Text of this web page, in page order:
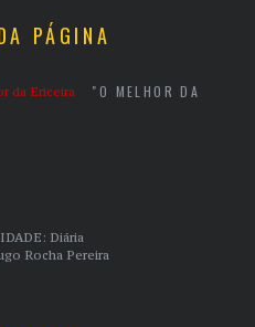
PÁGINA
"O MELHOR DA
Diária
Rocha Pereira